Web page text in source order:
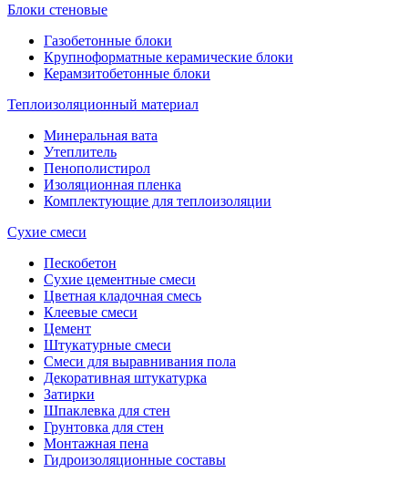
Блоки стеновые
Газобетонные блоки
Крупноформатные керамические блоки
Керамзитобетонные блоки
Теплоизоляционный материал
Минеральная вата
Утеплитель
Пенополистирол
Изоляционная пленка
Комплектующие для теплоизоляции
Сухие смеси
Пескобетон
Сухие цементные смеси
Цветная кладочная смесь
Клеевые смеси
Цемент
Штукатурные смеси
Смеси для выравнивания пола
Декоративная штукатурка
Затирки
Шпаклевка для стен
Грунтовка для стен
Монтажная пена
Гидроизоляционные составы